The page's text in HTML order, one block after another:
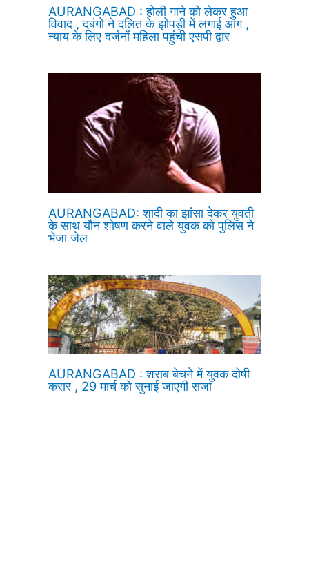
AURANGABAD : होली गाने को लेकर हुआ
विवाद , दबंगो ने दलित के झोपड़ी में लगाई आग ,
न्याय के लिए दर्जनों महिला पहुंची एसपी द्वार
AURANGABAD: शादी का झांसा देकर युवती
के साथ यौन शोषण करने वाले युवक को पुलिस ने
भेजा जेल
AURANGABAD : शराब बेचने में युवक दोषी
करार , 29 मार्च को सुनाई जाएगी सजा